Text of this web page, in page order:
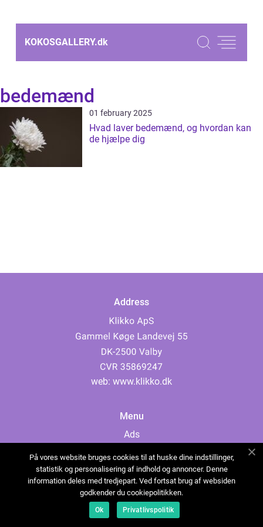
KOKOSGALLERY.dk
bedemænd
01 february 2025
Hvad laver bedemænd, og hvordan kan
de hjælpe dig
Address
web: www.klikko.dk
Menu
Ads
Cookies
Contact
Sitemap
På vores website bruges cookies til at huske dine indstillinger,
statistik og personalisering af indhold og annoncer. Denne
information deles med tredjepart. Ved fortsat brug af websiden
godkender du cookiepolitikken.
Ok Privatlivspolitik